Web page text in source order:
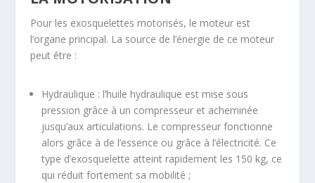
Pour les exosquelettes motorisés, le moteur est
l’organe principal. La source de l’énergie de ce moteur
peut être :
Hydraulique : l’huile hydraulique est mise sous
pression grâce à un compresseur et acheminée
jusqu’aux articulations. Le compresseur fonctionne
alors grâce à de l’essence ou grâce à l’électricité. Ce
type d’exosquelette atteint rapidement les 150 kg, ce
qui réduit fortement sa mobilité ;